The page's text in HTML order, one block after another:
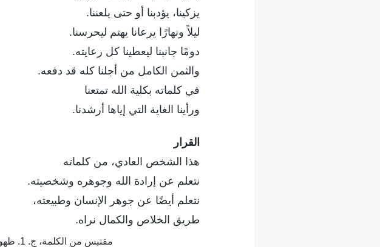
يزكينا، يؤدبنا أو حتى يلعننا.
ليلاً ونهارًا يرعانا يهتم ليحرسنا.
دومًا جانبنا ليعطينا كل رعايته.
والثمن الكامل من أجلنا كله قد دفعه.
في كلماته بكلية الله تمتعنا
ورأينا الغاية التي إياها أرشدنا.
القرار
هذا الشخص العادي، من كلماته
نتعلم عن إرادة الله وجوهره وشخصيته.
نتعلم أيضًا عن جوهر الإنسان وطبيعته،
طريق الخلاص والكمال نراه.
مقتبس من الكلمة، ج. 1. ظهور الله وعمله. ذيل مُلحق 4: معاينة ظهور الله وسط دينونته وتوبيخه